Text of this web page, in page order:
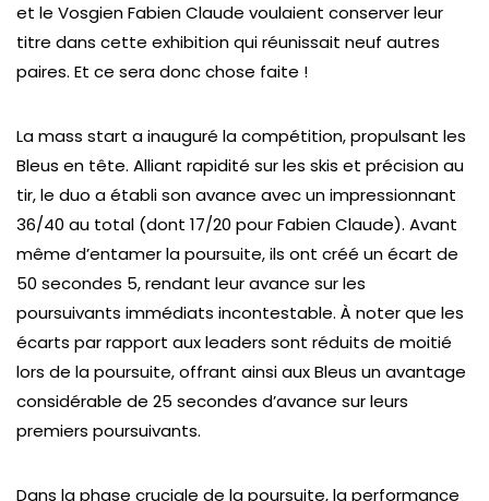
et le Vosgien Fabien Claude voulaient conserver leur
titre dans cette exhibition qui réunissait neuf autres
paires. Et ce sera donc chose faite !
La mass start a inauguré la compétition, propulsant les
Bleus en tête. Alliant rapidité sur les skis et précision au
tir, le duo a établi son avance avec un impressionnant
36/40 au total (dont 17/20 pour Fabien Claude). Avant
même d’entamer la poursuite, ils ont créé un écart de
50 secondes 5, rendant leur avance sur les
poursuivants immédiats incontestable. À noter que les
écarts par rapport aux leaders sont réduits de moitié
lors de la poursuite, offrant ainsi aux Bleus un avantage
considérable de 25 secondes d’avance sur leurs
premiers poursuivants.
Dans la phase cruciale de la poursuite, la performance